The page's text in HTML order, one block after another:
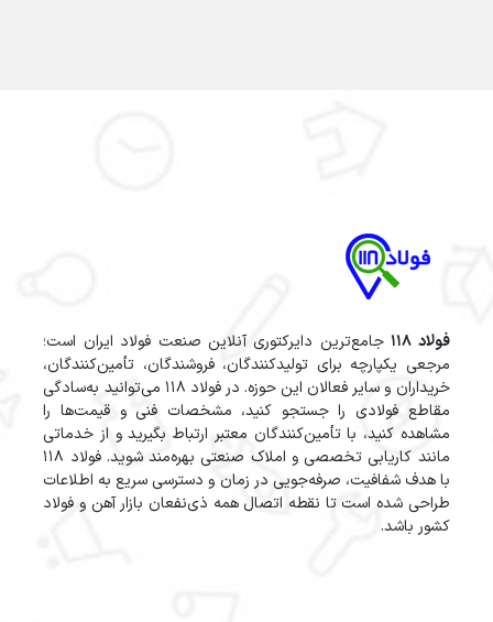
فولاد 118
جامع‌ترین دایرکتوری آنلاین صنعت فولاد ایران است؛
مرجعی یکپارچه برای تولیدکنندگان، فروشندگان، تأمین‌کنندگان،
خریداران و سایر فعالان این حوزه. در فولاد 118 می‌توانید به‌سادگی
مقاطع فولادی را جستجو کنید، مشخصات فنی و قیمت‌ها را
مشاهده کنید، با تأمین‌کنندگان معتبر ارتباط بگیرید و از خدماتی
مانند کاریابی تخصصی و املاک صنعتی بهره‌مند شوید. فولاد 118
با هدف شفافیت، صرفه‌جویی در زمان و دسترسی سریع به اطلاعات
طراحی شده است تا نقطه اتصال همه ذی‌نفعان بازار آهن و فولاد
کشور باشد.